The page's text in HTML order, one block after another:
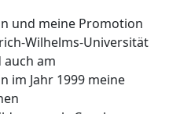
und meine Promotion
Wilhelms-Universität
auch am
im Jahr 1999 meine